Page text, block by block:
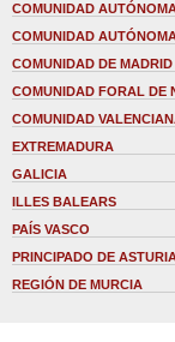
COMUNIDAD
COMUNIDAD
COMUNIDAD DE MADRID
COMUNIDAD FORAL DE
COMUNIDAD
EXTREMADURA
GALICIA
ILLES BALEARS
PAÍS VASCO
PRINCIPADO DE
REGIÓN DE MURCIA